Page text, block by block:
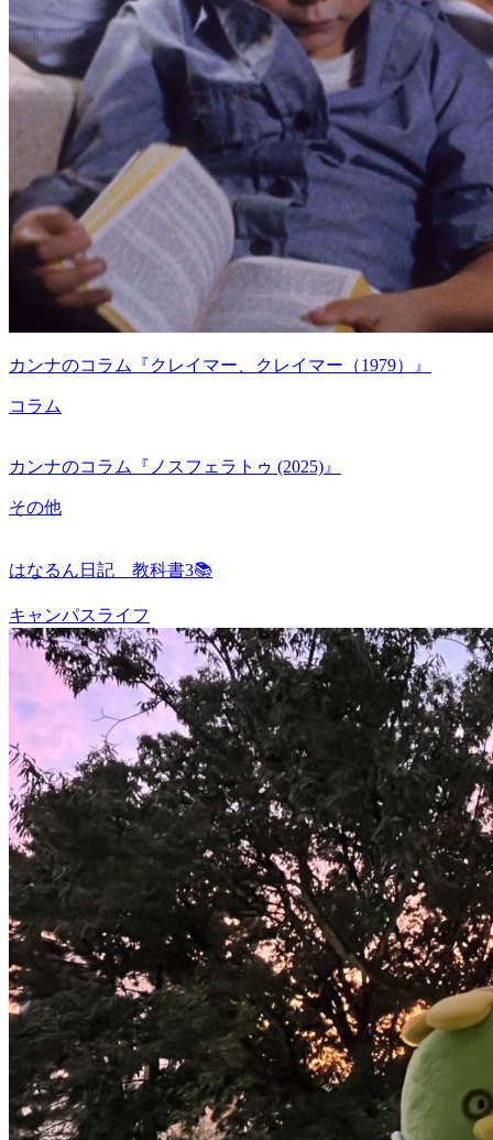
カンナのコラム『クレイマー、クレイマー（1979）』
コラム
カンナのコラム『ノスフェラトゥ (2025)』
その他
はなるん日記 教科書3📚
キャンパスライフ